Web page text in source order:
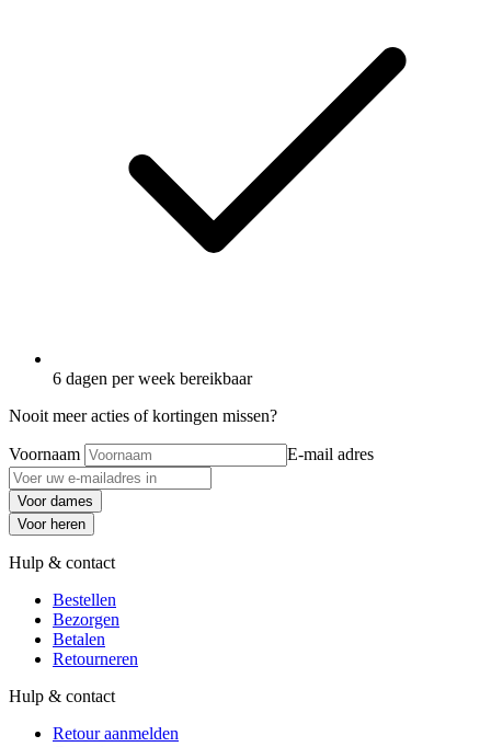
6 dagen per week bereikbaar
Nooit meer acties of kortingen missen?
Voornaam E-mail adres
Voor dames
Voor heren
Hulp & contact
Bestellen
Bezorgen
Betalen
Retourneren
Hulp & contact
Retour aanmelden